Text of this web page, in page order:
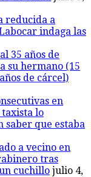
reducida a
indaga las
35 años de
su hermano (15
de cárcel)
en
lo
saber que estaba
a vecino en
tras
cuchillo julio 4,